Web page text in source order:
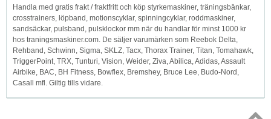
Handla med gratis frakt / fraktfritt och köp styrkemaskiner, träningsbänkar,
crosstrainers, löpband, motionscyklar, spinningcyklar, roddmaskiner,
sandsäckar, pulsband, pulsklockor mm när du handlar för minst 1000 kr
hos traningsmaskiner.com. De säljer varumärken som Reebok Delta,
Rehband, Schwinn, Sigma, SKLZ, Tacx, Thorax Trainer, Titan, Tomahawk,
TriggerPoint, TRX, Tunturi, Vision, Weider, Ziva, Abilica, Adidas, Assault
Airbike, BAC, BH Fitness, Bowflex, Bremshey, Bruce Lee, Budo-Nord,
Casall mfl. Giltig tills vidare.